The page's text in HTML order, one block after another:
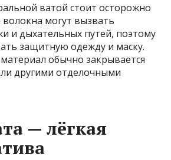
ватой стоит осторожно
могут вызвать
и дыхательных путей, поэтому
защитную одежду и маску.
обычно закрывается
другими отделочными
— лёгкая